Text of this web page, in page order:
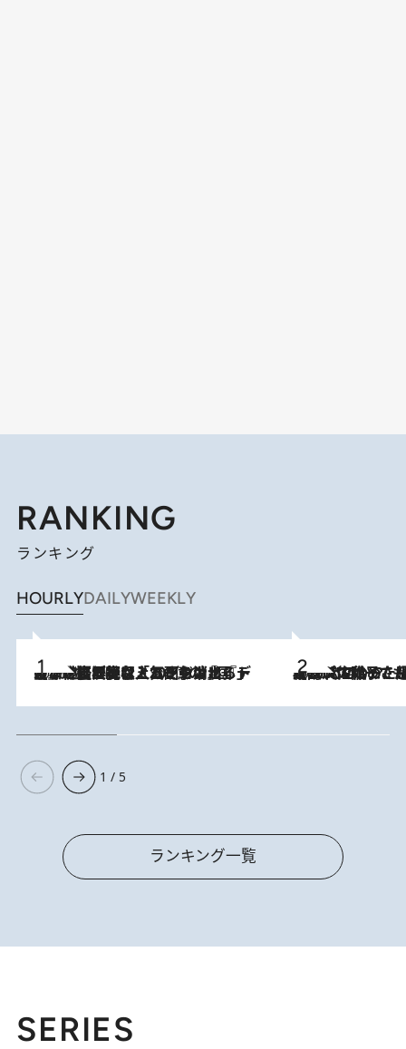
RANKING
ランキング
HOURLYDAILYWEEKLY
2026.8.5
【なぜ吉沢亮は「気配を消せる」のか？】興行収入208億の『国宝』を経て挑むミュージカル『ディア・エヴァン・ハンセン』。トップ俳優が舞台上でさらけ出した“孤独”とは 2026.8.5
【阿川佐和子さんの年とる力】なぜ70代で始めた趣味は“こんなに楽しい”のか？ ピアノ、俳句…スランプに陥っても続けられる“ある秘訣”とは
1 / 5
ランキング一覧
SERIES